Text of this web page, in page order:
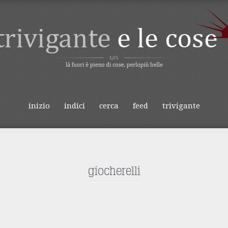
E LE
inizio indici cerca feed trivigante
giocherelli